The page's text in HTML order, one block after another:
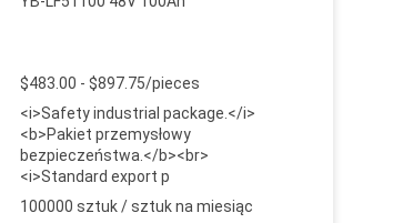
$483.00 - $897.75/pieces
<i>Safety industrial package.</i>
<b>Pakiet przemysłowy
bezpieczeństwa.</b><br>
<i>Standard export p
100000 sztuk / sztuk na miesiąc